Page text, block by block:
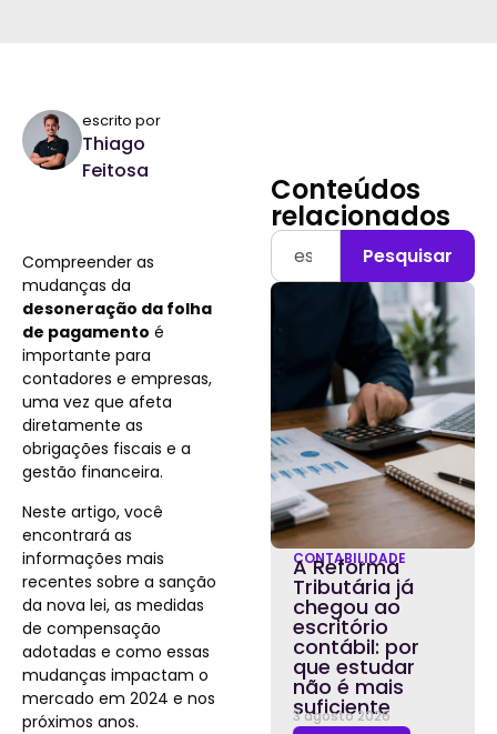
escrito por
Thiago
Feitosa
Compreender as
mudanças da
desoneração da folha
de pagamento é
importante para
contadores e empresas,
uma vez que afeta
diretamente as
obrigações fiscais e a
gestão financeira.
Neste artigo, você
encontrará as
informações mais
recentes sobre a sanção
da nova lei, as medidas
de compensação
adotadas e como essas
mudanças impactam o
mercado em 2024 e nos
próximos anos.
Conteúdos
relacionados
Pesquisar
CONTABILIDADE
A Reforma
Tributária já
chegou ao
escritório
contábil: por
que estudar
não é mais
suficiente
3 agosto 2026